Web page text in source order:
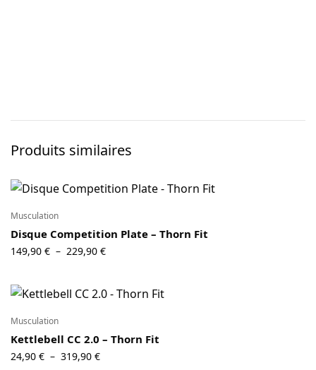
Produits similaires
Musculation
Disque Competition Plate – Thorn Fit
149,90 € – 229,90 €Plage
à
Musculation
Kettlebell CC 2.0 – Thorn Fit
24,90 € – 319,90 €Plage